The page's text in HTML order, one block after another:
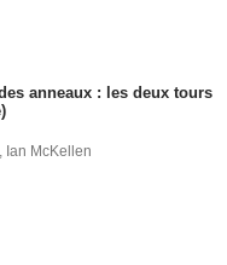
anneaux : les deux tours
Ian McKellen